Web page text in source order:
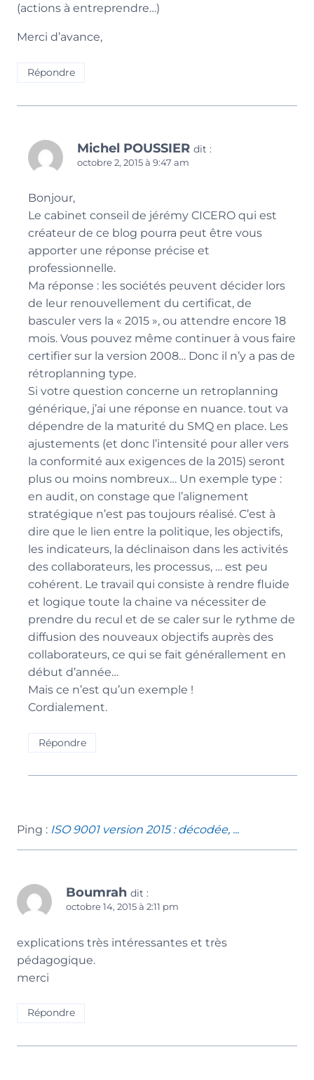
(actions à entreprendre…)
Merci d’avance,
Répondre
Michel POUSSIER dit :
octobre 2, 2015 à 9:47 am
Bonjour,
Le cabinet conseil de jérémy CICERO qui est
créateur de ce blog pourra peut être vous
apporter une réponse précise et
professionnelle.
Ma réponse : les sociétés peuvent décider lors
de leur renouvellement du certificat, de
basculer vers la « 2015 », ou attendre encore 18
mois. Vous pouvez même continuer à vous faire
certifier sur la version 2008… Donc il n’y a pas de
rétroplanning type.
Si votre question concerne un retroplanning
générique, j’ai une réponse en nuance. tout va
dépendre de la maturité du SMQ en place. Les
ajustements (et donc l’intensité pour aller vers
la conformité aux exigences de la 2015) seront
plus ou moins nombreux… Un exemple type :
en audit, on constage que l’alignement
stratégique n’est pas toujours réalisé. C’est à
dire que le lien entre la politique, les objectifs,
les indicateurs, la déclinaison dans les activités
des collaborateurs, les processus, … est peu
cohérent. Le travail qui consiste à rendre fluide
et logique toute la chaine va nécessiter de
prendre du recul et de se caler sur le rythme de
diffusion des nouveaux objectifs auprès des
collaborateurs, ce qui se fait générallement en
début d’année…
Mais ce n’est qu’un exemple !
Cordialement.
Répondre
Ping : ISO 9001 version 2015 : décodée, ...
Boumrah dit :
octobre 14, 2015 à 2:11 pm
explications très intéressantes et très
pédagogique.
merci
Répondre